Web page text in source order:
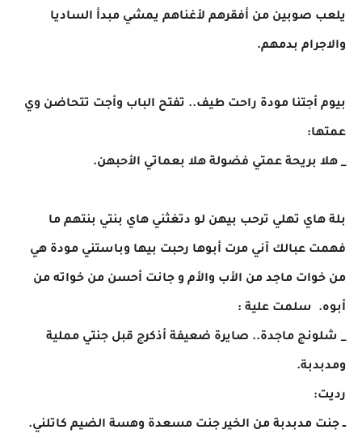
يلعب صوبين من أفقرهم لأغناهم يمشي مبدأ الساديا
والاجرام بدمهم.
بيوم أجتنا مودة راحت طيف.. تفتح الباب وأجت تتحاضن وي
عمتها:
_ هلا بريحة عمتي فضولة هلا بعماتي الأحبهن.
بلة هاي تهلي ترحب بيهن لو دتغثني هاي بنتي بنتهم ما
فهمت عبالك آني مرت أبوها رحبت بيها وباستني مودة هي
من خوات ماجد من الأب والأم و جانت أحسن من خواته من
أبوه. سلمت علية :
_ شلونج ماجدة.. صايرة ضعيفة أذكرج قبل جنتي مملية
ومدبدبة.
رديت:​
ــ جنت مدبدبة من الخير جنت مسعدة وهسة الضيم كاتلني.